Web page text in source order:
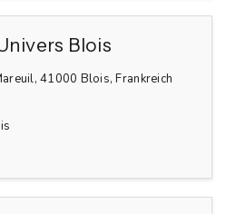
Blois
41000 Blois, Frankreich